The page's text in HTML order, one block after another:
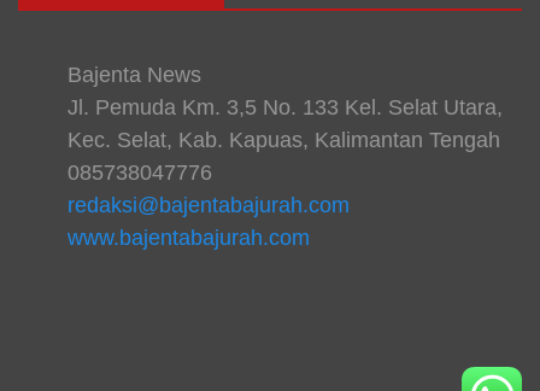
Bajenta News
Jl. Pemuda Km. 3,5 No. 133 Kel. Selat Utara,
Kec. Selat, Kab. Kapuas, Kalimantan Tengah
085738047776
redaksi@bajentabajurah.com
www.bajentabajurah.com